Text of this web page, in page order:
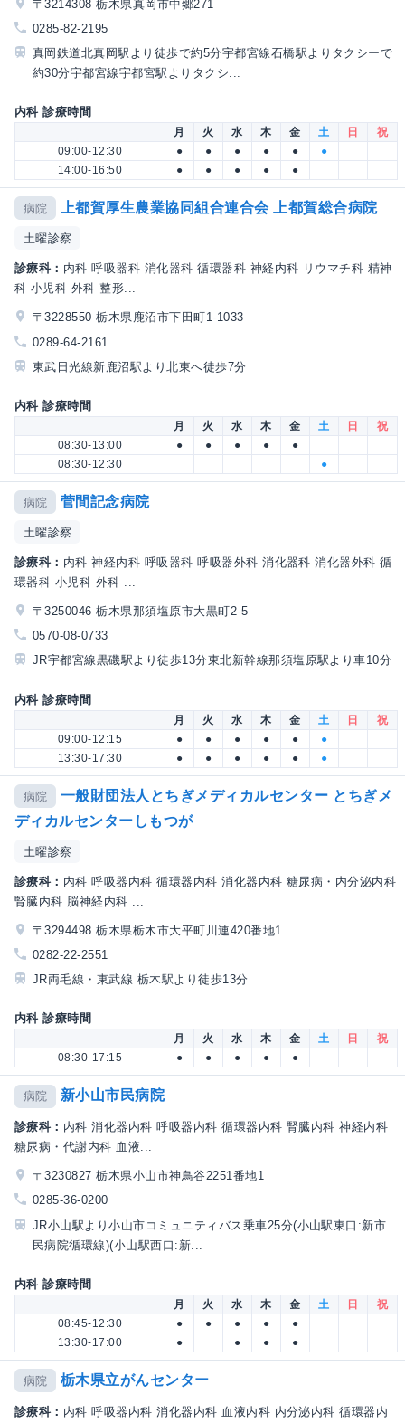
〒3214308 栃木県真岡市中郷271
0285-82-2195
真岡鉄道北真岡駅より徒歩で約5分宇都宮線石橋駅よりタクシーで
約30分宇都宮線宇都宮駅よりタクシ...
内科 診療時間
月 火 水 木 金 土 日
祝
09:00-12:30
● ● ● ● ●
●
14:00-16:50
● ● ● ● ●
病院 上都賀厚生農業協同組合連合会 上都賀総合病院
土曜診察
診療科： 内科 呼吸器科 消化器科 循環器科 神経内科 リウマチ科 精神
科 小児科 外科 整形...
〒3228550 栃木県鹿沼市下田町1-1033
0289-64-2161
東武日光線新鹿沼駅より北東へ徒歩7分
内科 診療時間
月 火 水 木 金 土 日
祝
08:30-13:00
● ● ● ●
●
08:30-12:30
●
病院 菅間記念病院
土曜診察
診療科： 内科 神経内科 呼吸器科 呼吸器外科 消化器科 消化器外科 循
環器科 小児科 外科 ...
〒3250046 栃木県那須塩原市大黒町2-5
0570-08-0733
JR宇都宮線黒磯駅より徒歩13分東北新幹線那須塩原駅より車10分
内科 診療時間
月 火 水 木 金 土 日
祝
09:00-12:15
● ● ● ● ●
●
13:30-17:30
● ● ● ● ● ●
病院
一般財団法人とちぎメディカルセンター とちぎメ
ディカルセンターしもつが
土曜診察
診療科： 内科 呼吸器内科 循環器内科 消化器内科 糖尿病・内分泌内科
腎臓内科 脳神経内科 ...
〒3294498 栃木県栃木市大平町川連420番地1
0282-22-2551
JR両毛線・東武線 栃木駅より徒歩13分
内科 診療時間
月 火 水 木 金 土 日
祝
08:30-17:15
● ● ● ● ●
病院 新小山市民病院
診療科： 内科 消化器内科 呼吸器内科 循環器内科 腎臓内科 神経内科
糖尿病・代謝内科 血液...
〒3230827 栃木県小山市神鳥谷2251番地1
0285-36-0200
JR小山駅より小山市コミュニティバス乗車25分(小山駅東口:新市
民病院循環線)(小山駅西口:新...
内科 診療時間
月 火 水 木 金 土 日
祝
08:45-12:30
● ● ● ●
●
13:30-17:00
● ● ● ●
病院 栃木県立がんセンター
診療科： 内科 呼吸器内科 消化器内科 血液内科 内分泌内科 循環器内